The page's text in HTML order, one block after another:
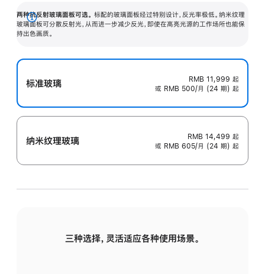
两种抗反射玻璃面板可选。 标配的玻璃面板经过特别设计，反光率极低。纳米纹理
玻璃面板可分散反射光，从而进一步减少反光，即使在高亮光源的工作场所也能保
持出色画质。
展
开
标准玻璃 RMB 11,999 起
或 RMB 500/月 (24 期) 起
纳米纹理玻璃 RMB 14,499 起
或 RMB 605/月 (24 期) 起
三种选择，灵活适应各种使用场景。